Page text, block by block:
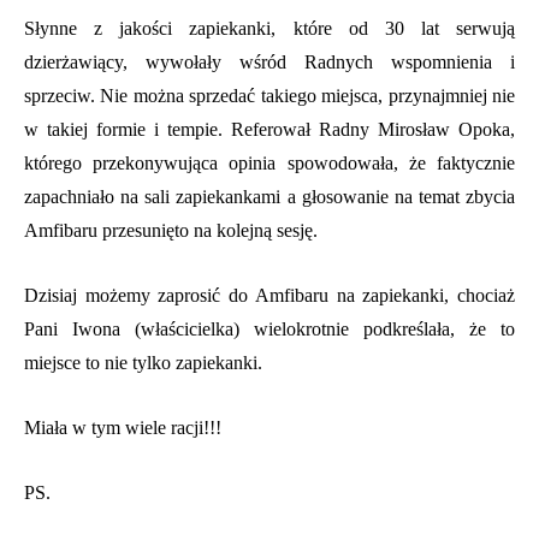
Słynne z jakości zapiekanki, które od 30 lat serwują
dzierżawiący, wywołały wśród Radnych wspomnienia i
sprzeciw. Nie można sprzedać takiego miejsca, przynajmniej nie
w takiej formie i tempie. Referował Radny Mirosław Opoka,
którego przekonywująca opinia spowodowała, że faktycznie
zapachniało na sali zapiekankami a głosowanie na temat zbycia
Amfibaru przesunięto na kolejną sesję.
Dzisiaj możemy zaprosić do Amfibaru na zapiekanki, chociaż
Pani Iwona (właścicielka) wielokrotnie podkreślała, że to
miejsce to nie tylko zapiekanki.
Miała w tym wiele racji!!!
PS.